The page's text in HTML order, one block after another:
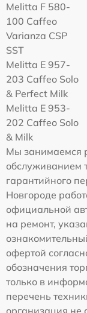
Melitta F 580-
100 Caffeo
Varianza CSP
SST
Melitta E 957-
203 Caffeo Solo
& Perfect Milk
Melitta Е 953-
202 Caffeo Solo
& Milk
Мы занимаемся
обслуживанием
гарантийного
Новгороде
официальной
на ремонт,
офертой
обозначения
только в
перечень
организация